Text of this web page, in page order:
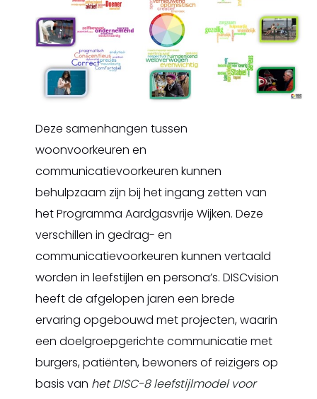
Deze samenhangen tussen
woonvoorkeuren en
communicatievoorkeuren kunnen
behulpzaam zijn bij het ingang zetten van
het Programma Aardgasvrije Wijken. Deze
verschillen in gedrag- en
communicatievoorkeuren kunnen vertaald
worden in leefstijlen en persona’s. DISCvision
heeft de afgelopen jaren een brede
ervaring opgebouwd met projecten, waarin
een doelgroepgerichte communicatie met
burgers, patiënten, bewoners of reizigers op
basis van hetDISC-8 leefstijlmodel voor